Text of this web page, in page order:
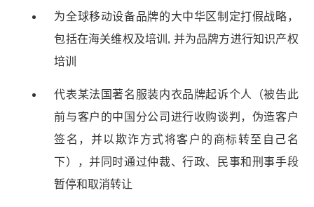
为全球移动设备品牌的大中华区制定打假战略，
包括在海关维权及培训, 并为品牌方进行知识产权
培训
代表某法国著名服装内衣品牌起诉个人（被告此
前与客户的中国分公司进行收购谈判，伪造客户
签名，并以欺诈方式将客户的商标转至自己名
下），并同时通过仲裁、行政、民事和刑事手段
暂停和取消转让
权
维
权
产
家
事
法
监